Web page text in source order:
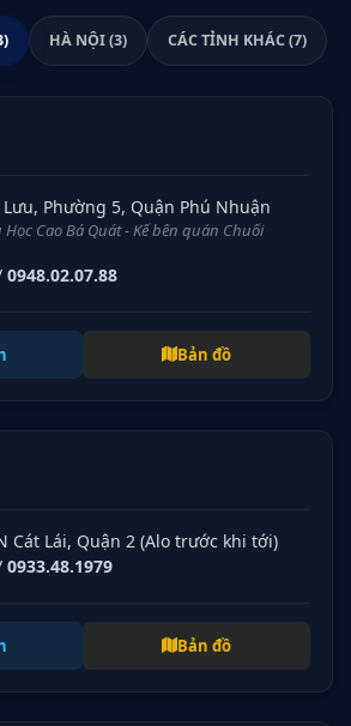
HÀ NỘI (3) CÁC TỈNH KHÁC (7)
Phường 5, Quận Phú Nhuận
Cao Bá Quát - Kế bên quán Chuối
0948.02.07.88
Bản đồ
Cát Lái, Quận 2 (Alo trước khi tới)
0933.48.1979
Bản đồ